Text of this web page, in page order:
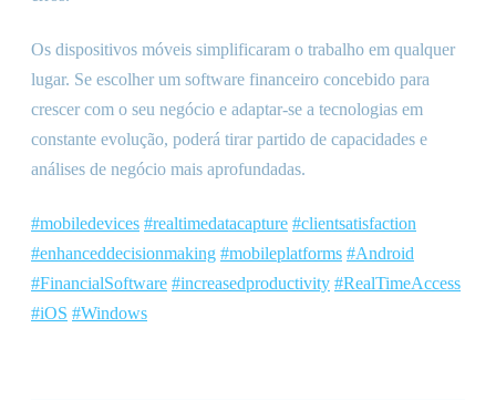
Os dispositivos móveis simplificaram o trabalho em qualquer
lugar. Se escolher um software financeiro concebido para
crescer com o seu negócio e adaptar-se a tecnologias em
constante evolução, poderá tirar partido de capacidades e
análises de negócio mais aprofundadas.
#mobiledevices #realtimedatacapture #clientsatisfaction
#enhanceddecisionmaking #mobileplatforms #Android
#FinancialSoftware #increasedproductivity #RealTimeAccess
#iOS #Windows